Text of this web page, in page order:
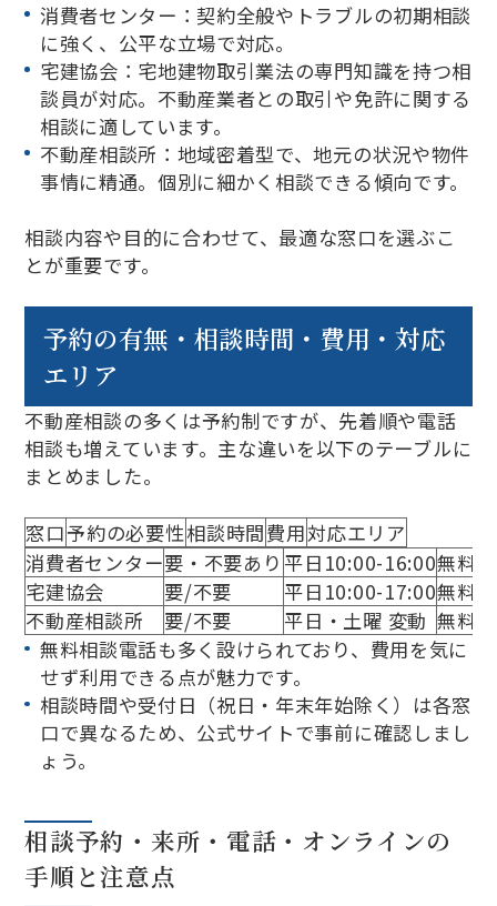
消費者センター：契約全般やトラブルの初期相談
に強く、公平な立場で対応。
宅建協会：宅地建物取引業法の専門知識を持つ相
談員が対応。不動産業者との取引や免許に関する
相談に適しています。
不動産相談所：地域密着型で、地元の状況や物件
事情に精通。個別に細かく相談できる傾向です。
相談内容や目的に合わせて、最適な窓口を選ぶこ
とが重要です。
予約の有無・相談時間・費用・対応
エリア
不動産相談の多くは予約制ですが、先着順や電話
相談も増えています。主な違いを以下のテーブルに
まとめました。
窓口予約の必要性相談時間費用対応エリア
消費者センター要・不要あり 平日10:00-16:00無料
宅建協会
要/不要 平日10:00-17:00無料/
不動産相談所
要/不要 平日・土曜 変動 無料/
無料相談電話も多く設けられており、費用を気に
せず利用できる点が魅力です。
相談時間や受付日（祝日・年末年始除く）は各窓
口で異なるため、公式サイトで事前に確認しまし
ょう。
相談予約・来所・電話・オンラインの
手順と注意点